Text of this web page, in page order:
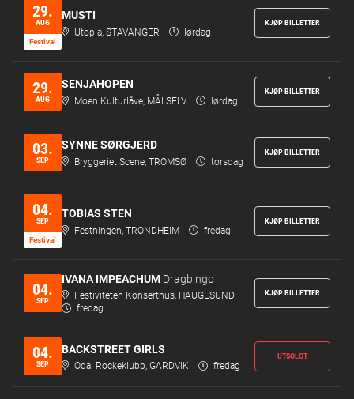
29.
AUG
Festi­val
MUSTI
Utopia, STAVANGER lørdag
KJØP BILLETTER
29.
AUG
SENJAHOPEN
Moen Kulturlåve, MÅLSELV lørdag
KJØP BILLETTER
03.
SEP
SYNNE SØRGJERD
Bryggeriet Scene, TROMSØ torsdag
KJØP BILLETTER
04.
SEP
Festi­val
TOBIAS STEN
Festningen, TRONDHEIM fredag
KJØP BILLETTER
04.
SEP
IVANA IMPEACHUM Dragbingo
Festiviteten Konserthus, HAUGESUND
fredag
KJØP BILLETTER
04.
SEP
BACKSTREET GIRLS
Odal Rockeklubb, GARDVIK fredag
UTSOLGT